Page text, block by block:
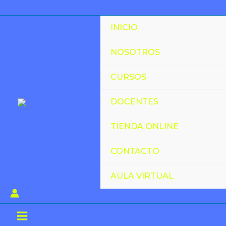
INICIO
NOSOTROS
CURSOS
DOCENTES
TIENDA ONLINE
CONTACTO
AULA VIRTUAL
Main
cantidad
-30%
-30%